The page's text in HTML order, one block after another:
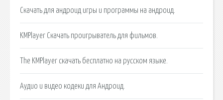
Скачать для андроид игры и программы на андроид.
KMPlayer Скачать проигрыватель для фильмов.
The KMPlayer скачать бесплатно на русском языке.
Аудио и видео кодеки для Андроид.